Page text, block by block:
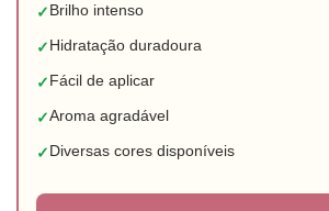
✓ Brilho intenso
✓ Hidratação duradoura
✓ Fácil de aplicar
✓Aroma agradável
✓ Diversas cores disponíveis